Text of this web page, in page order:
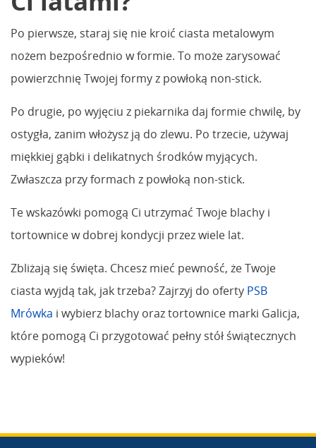
Po pierwsze, staraj się nie kroić ciasta metalowym
nożem bezpośrednio w formie. To może zarysować
powierzchnię Twojej formy z powłoką non-stick.
Po drugie, po wyjęciu z piekarnika daj formie chwilę, by
ostygła, zanim włożysz ją do zlewu. Po trzecie, używaj
miękkiej gąbki i delikatnych środków myjących.
Zwłaszcza przy formach z powłoką non-stick.
Te wskazówki pomogą Ci utrzymać Twoje blachy i
tortownice w dobrej kondycji przez wiele lat.
Zbliżają się święta. Chcesz mieć pewność, że Twoje
ciasta wyjdą tak, jak trzeba? Zajrzyj do oferty PSB
Mrówka i wybierz blachy oraz tortownice marki Galicja,
które pomogą Ci przygotować pełny stół świątecznych
wypieków!